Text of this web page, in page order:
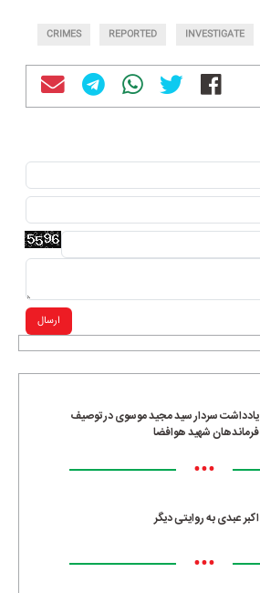
یادداشت سردار سید مجید موسوی در توصیف
فرماندهان شهید هوافضا
•••
اکبر عبدی به روایتی دیگر
•••
INVESTIGATE
REPORTED
CRIMES
ارسال